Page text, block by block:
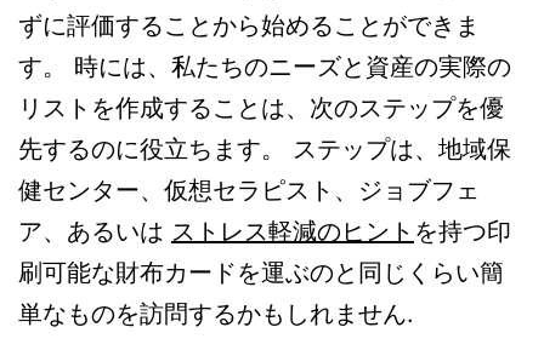
ずに評価することから始めることができま
す。 時には、私たちのニーズと資産の実際の
リストを作成することは、次のステップを優
先するのに役立ちます。 ステップは、地域保
健センター、仮想セラピスト、ジョブフェ
ア、あるいは ストレス軽減のヒント を持つ印
刷可能な財布カードを運ぶのと同じくらい簡
単なものを訪問するかもしれません.